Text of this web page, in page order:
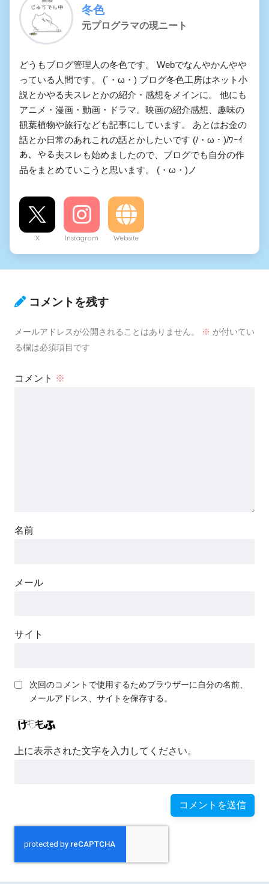
冬色
元プログラマの現ニート
どうもブログ管理人の冬色です。 Webでなんやかんやや
っている人間です。 (´・ω・) ブログ冬色工房はネット小
説とかやる夫スレとかの紹介・感想をメインに。 他にも
アニメ・漫画・動画・ドラマ。映画の紹介感想、趣味の
観葉植物や旅行なども記事にしています。 あとはお金の
話とか日常のあれこれの話とかしたいです (/・ω・)/ﾜｰｲ
あ、やる夫スレも始めましたので、ブログでも自分の作
品をまとめていこうと思います。 (・ω・)ノ
X Instagram Website
コメントを残す
メールアドレスが公開されることはありません。 ※ が付いてい
る欄は必須項目です
コメント ※
名前
メール
サイト
次回のコメントで使用するためブラウザーに自分の名前、
メールアドレス、サイトを保存する。
上に表示された文字を入力してください。